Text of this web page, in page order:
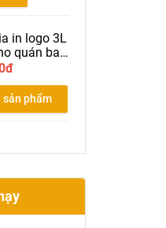
in logo 3L
quán bar
bia màu
sản phẩm